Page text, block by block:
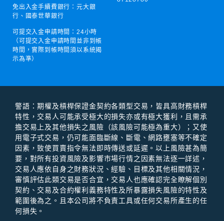
免出入金手續費銀行：元大銀
行、國泰世華銀行
可提交入金申請時間：24小時
（可提交入金申請時間並非到帳
時間，實際到帳時間須以系統揭
示為準）
警語：期權及槓桿保證⾦契約各類型交易，皆具⾼財務槓桿
特性，交易⼈可能承受極⼤的損失亦或有極⼤獲利，且需承
擔交易上及其他損失之風險（該風險可能極為重⼤）；⼜使
⽤電⼦式交易，仍可能⾯臨斷線、斷電、網路壅塞等不確定
因素，致使買賣指令無法即時傳送或延遲。以上風險甚為簡
要，對所有投資風險及影響市場⾏情之因素無法逐⼀詳述，
交易⼈應依⾃⾝之財務狀況、經驗、⽬標及其他相關情況，
審慎評估此類交易是否合宜，交易⼈也應確認完全瞭解個別
契約、交易及合約權利義務特性及所暴露損失風險的特性及
範圍後為之。且本公司將不負責⼯具或任何交易所產⽣的任
何損失。